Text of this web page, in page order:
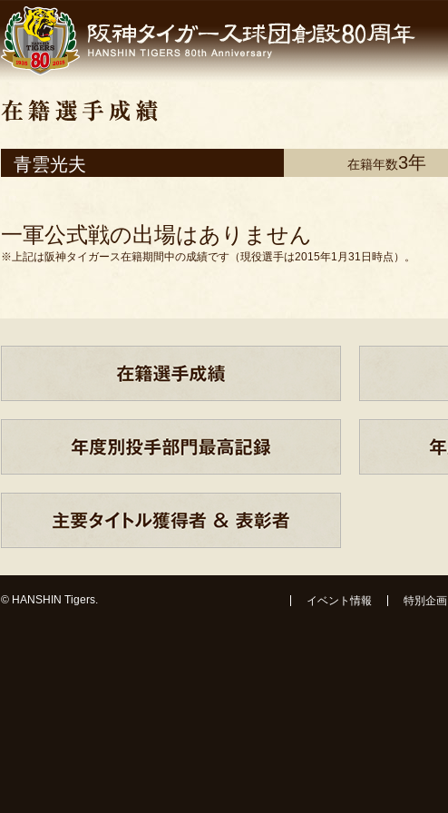
青雲光夫 在籍年数3年
一軍公式戦の出場はありません
※上記は阪神タイガース在籍期間中の成績です（現役選手は2015年1月31日時点）。
© HANSHIN Tigers. イベント情報 特別企画